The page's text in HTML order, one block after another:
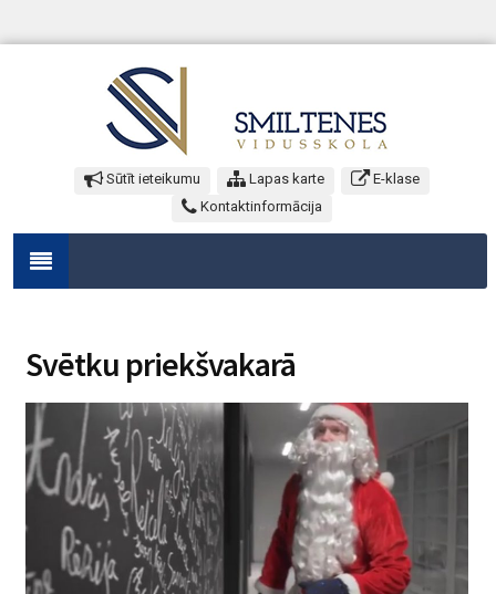
Sūtīt ieteikumu Lapas karte
E-klase
Kontaktinformācija
Svētku priekšvakarā